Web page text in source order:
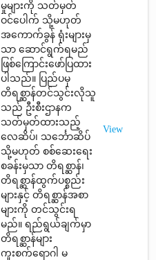
မှုများကို သတ်မှတ်
ဝင်ပေါက် သို့မဟုတ်
အကောက်ခွန် ရုံးများမှ
သာ ဆောင်ရွက်ရမည်
ဖြစ်ကြောင်းဖော်ပြထား
ပါသည်။ ပြည်ပမှ
တိရစ္ဆာန်တင်သွင်းလိုသူ
သည် ဦးစီးဌာနက
သတ်မှတ်ထားသည့်
လေဆိပ်၊ သင်္ဘောဆိပ်
သို့မဟုတ် စစ်ဆေးရေး
စခန်းမှသာ တိရစ္ဆာန်၊
တိရစ္ဆာန်ထွက်ပစ္စည်း
များနှင့် တိရစ္ဆာန်အစာ
များကို တင်သွင်းရ
မည်။ ရည်ရွယ်ချက်မှာ
တိရစ္ဆာန်များ
ကူးစက်ရောဂါ မ
View